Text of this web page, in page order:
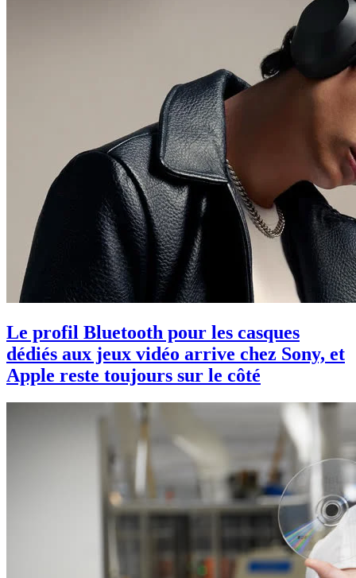
Le profil Bluetooth pour les casques
dédiés aux jeux vidéo arrive chez Sony, et
Apple reste toujours sur le côté